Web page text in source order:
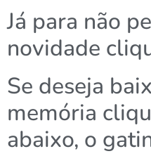
Já para não
novidade
Se deseja
memória
abaixo, o